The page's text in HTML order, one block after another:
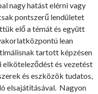
nagy hatást elérni vagy
pontszerű lendületet
elő a témát és együtt
lean
tartott képzésen
elköteleződést és vezetést
és eszközök tudatos,
elsajátításával. Nagyon